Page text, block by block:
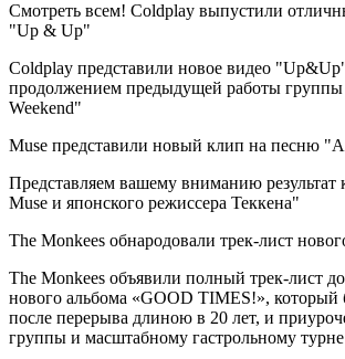
Смотреть всем! Coldplay выпустили
"Up & Up"
Coldplay представили новое видео
продолжением предыдущей работы
Weekend"
Muse представили новый клип на песню
Представляем вашему вниманию результат
Muse и японского режиссера Теккена"
The Monkees обнародовали трек-лист
The Monkees объявили полный трек-лист
нового альбома «GOOD TIMES!», который
после перерыва длиною в 20 лет, и
группы и масштабному гастрольному турне